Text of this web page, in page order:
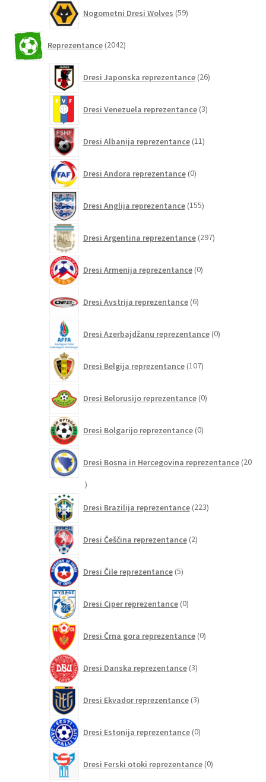
Nogometni Dresi Wolves 59izdelkov
Reprezentance 2042izdelkov
Dresi Japonska reprezentance 26izdelkov
Dresi Venezuela reprezentance 3izdelki
Dresi Albanija reprezentance 11izdelkov
Dresi Andora reprezentance 0izdelkov
Dresi Anglija reprezentance 155izdelkov
Dresi Argentina reprezentance 297izdelkov
Dresi Armenija reprezentance 0izdelkov
Dresi Avstrija reprezentance 6izdelkov
Dresi Azerbajdžanu reprezentance 0izdelkov
Dresi Belgija reprezentance 107izdelkov
Dresi Belorusijo reprezentance 0izdelkov
Dresi Bolgarijo reprezentance 0izdelkov
Dresi Bosna in Hercegovina reprezentance 20
20
Dresi Brazilija reprezentance 223izdelkov
Dresi Češčina reprezentance 2izdelka
Dresi Čile reprezentance 5izdelkov
Dresi Ciper reprezentance 0izdelkov
Dresi Črna gora reprezentance 0izdelkov
Dresi Danska reprezentance 3izdelki
Dresi Ekvador reprezentance 3izdelki
Dresi Estonija reprezentance 0izdelkov
Dresi Ferski otoki reprezentance 0izdelkov